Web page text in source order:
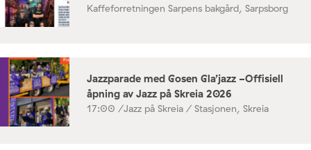
Kaffeforretningen Sarpens bakgård, Sarpsborg
Jazzparade med Gosen Gla’jazz -Offisiell
åpning av Jazz på Skreia 2026
17:00 /Jazz på Skreia / Stasjonen, Skreia